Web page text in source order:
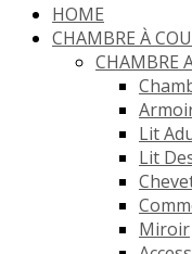
HOME
CHAMBRE À
CHAMBRE
Lit
Lit
Miroir